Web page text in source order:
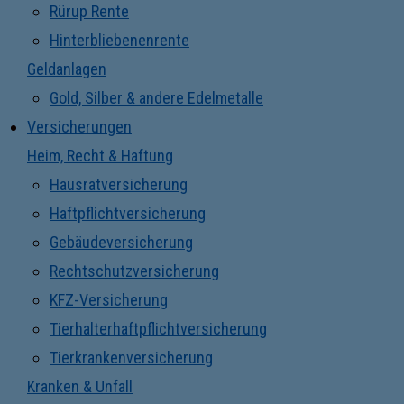
Rürup Rente
Hinterbliebenenrente
Geldanlagen
Gold, Silber & andere Edelmetalle
Versicherungen
Heim, Recht & Haftung
Hausratversicherung
Haftpflichtversicherung
Gebäudeversicherung
Rechtschutzversicherung
KFZ-Versicherung
Tierhalterhaftpflichtversicherung
Tierkrankenversicherung
Kranken & Unfall